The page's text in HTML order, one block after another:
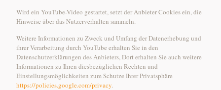
Wird ein YouTube-Video gestartet, setzt der Anbieter Cookies ein, die
Hinweise über das Nutzerverhalten sammeln.
Weitere Informationen zu Zweck und Umfang der Datenerhebung und
ihrer Verarbeitung durch YouTube erhalten Sie in den
Datenschutzerklärungen des Anbieters, Dort erhalten Sie auch weitere
Informationen zu Ihren diesbezüglichen Rechten und
Einstellungsmöglichkeiten zum Schutze Ihrer Privatsphäre
https://policies.google.com/privacy.